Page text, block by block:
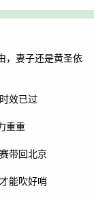
，妻子还是黄圣依
效已过
重重
带回北京
能吹好哨